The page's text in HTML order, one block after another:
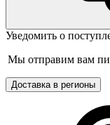
Уведомить о
Мы отправим вам
Доставка в регионы